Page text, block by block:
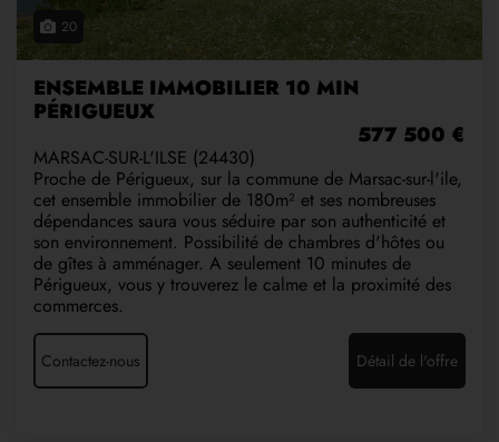
20
ENSEMBLE IMMOBILIER 10 MIN
PÉRIGUEUX
577 500 €
MARSAC-SUR-L'ILSE (24430)
Proche de Périgueux, sur la commune de Marsac-sur-l'ile,
cet ensemble immobilier de 180m² et ses nombreuses
dépendances saura vous séduire par son authenticité et
son environnement. Possibilité de chambres d'hôtes ou
de gîtes à amménager. A seulement 10 minutes de
Périgueux, vous y trouverez le calme et la proximité des
commerces.
Contactez-nous Détail de l'offre